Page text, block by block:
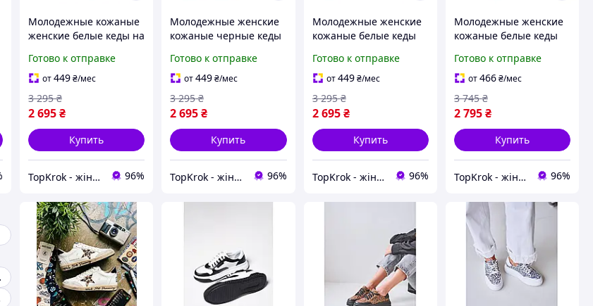
Молодежные кожаные
женские белые кеды на
высокой платформе
стильные на каждый
день
Готово к отправке
от449₴/мес
2 695₴
3 295 ₴
Купить
TopKrok - жіноче та чоловіче взуття, жіночі сумки та верхній одяг 96%
Молодежные женские
кожаные черные кеды
плоской подошве и
высокой удобной
платформе осенние
Готово к отправке
от449₴/мес
2 695₴
3 295 ₴
Купить
TopKrok - жіноче та чоловіче взуття, жіночі сумки та верхній одяг 96%
Молодежные женские
кожаные белые кеды
плоской подошве и
высокой удобной
платформе осенние
Готово к отправке
от449 ₴/мес
2 695 ₴
3 295 ₴
Купить
TopKrok - жіноче та чоловіче взуття, жіночі сумки та верхній одяг 96%
Молодежные женские
кожаные белые кеды
ровной подошве и
удобной платформе на
танкетке
Готово к отправке
от466₴/мес
2 795₴
3 745 ₴
Купить
TopKrok - жіноче та чоловіче взуття, жіночі сумки та верхній одяг 96%